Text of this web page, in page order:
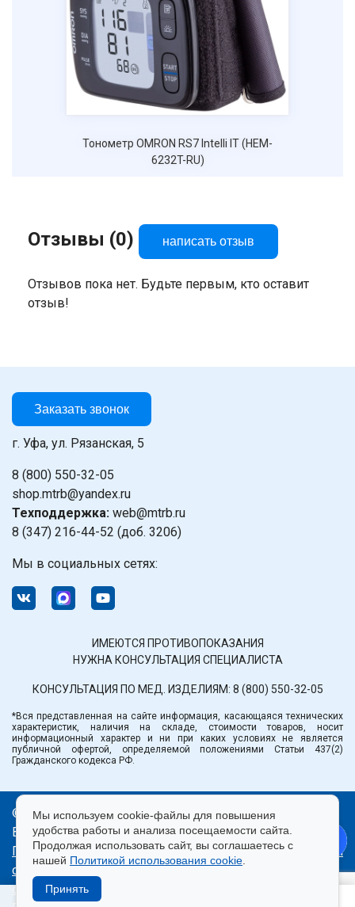
Тонометр OMRON RS7 Intelli IT (HEM-
6232T-RU)
Отзывы (0) написать отзыв
Отзывов пока нет. Будьте первым, кто оставит
отзыв!
Заказать звонок
г. Уфа, ул. Рязанская, 5
8 (800) 550-32-05
shop.mtrb@yandex.ru
Техподдержка: web@mtrb.ru
8 (347) 216-44-52 (доб. 3206)
Мы в социальных сетях:
ИМЕЮТСЯ ПРОТИВОПОКАЗАНИЯ
НУЖНА КОНСУЛЬТАЦИЯ СПЕЦИАЛИСТА
КОНСУЛЬТАЦИЯ ПО МЕД. ИЗДЕЛИЯМ: 8 (800) 550-32-05
*Вся представленная на сайте информация, касающаяся технических
характеристик, наличия на складе, стоимости товаров, носит
информационный характер и ни при каких условиях не является
публичной офертой, определяемой положениями Статьи 437(2)
Гражданского кодекса РФ.
© ООО «Медтехника» РБ.
Все права защищены 2026.
Политика конфиденциальности| Правила пользования
сайтом
Использование cookie|Согласие на
обработку персональных данных
Мы используем cookie-файлы для повышения
удобства работы и анализа посещаемости сайта.
Продолжая использовать сайт, вы соглашаетесь с
нашей Политикой использования cookie
Принять